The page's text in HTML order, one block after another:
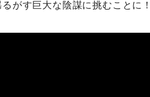
がす巨大な陰謀に挑むことに